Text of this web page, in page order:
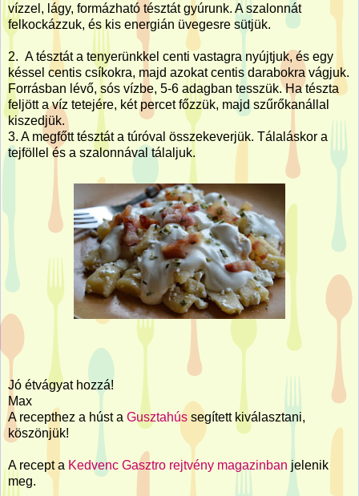
vízzel, lágy, formázható tésztát gyúrunk. A szalonnát
felkockázzuk, és kis energián üvegesre sütjük.
2. A tésztát a tenyerünkkel centi vastagra nyújtjuk, és egy
késsel centis csíkokra, majd azokat centis darabokra vágjuk.
Forrásban lévő, sós vízbe, 5-6 adagban tesszük. Ha tészta
feljött a víz tetejére, két percet főzzük, majd szűrőkanállal
kiszedjük.
3. A megfőtt tésztát a túróval összekeverjük. Tálaláskor a
tejföllel és a szalonnával tálaljuk.
Jó étvágyat hozzá!
Max
A recepthez a húst a Gusztahús segített kiválasztani,
köszönjük!
A recept a Kedvenc Gasztro rejtvény magazinban jelenik
meg.